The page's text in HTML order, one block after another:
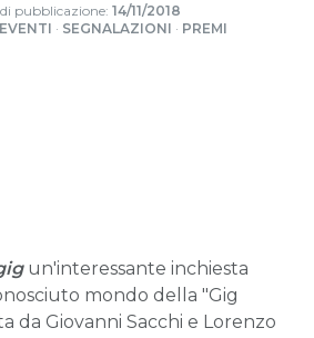
pubblicazione:14/11/2018
EVENTI · SEGNALAZIONI · PREMI
un'interessante inchiesta
mondo della "Gig
da Giovanni Sacchi e Lorenzo